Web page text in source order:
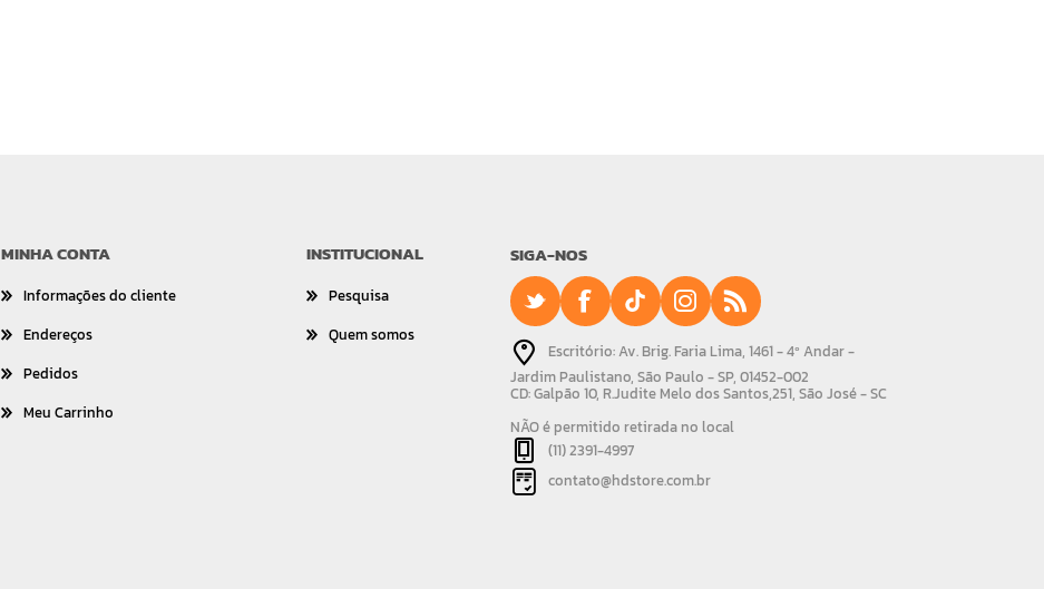
MINHA CONTA
Informações do cliente
Endereços
Pedidos
Meu Carrinho
INSTITUCIONAL
Pesquisa
Quem somos
SIGA-NOS
Escritório: Av. Brig. Faria Lima, 1461 - 4º Andar -
Jardim Paulistano, São Paulo - SP, 01452-002
CD: Galpão 10, R.Judite Melo dos Santos,251, São José - SC
NÃO é permitido retirada no local
(11) 2391-4997
contato@hdstore.com.br